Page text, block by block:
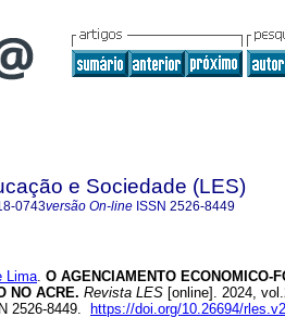
e Sociedade (LES)
0743versão On-line ISSN 2526-8449
Lima. O AGENCIAMENTO ECONOMICO-
NO ACRE. Revista LES [online]. 2024,
2526-8449.
https://doi.org/10.26694/